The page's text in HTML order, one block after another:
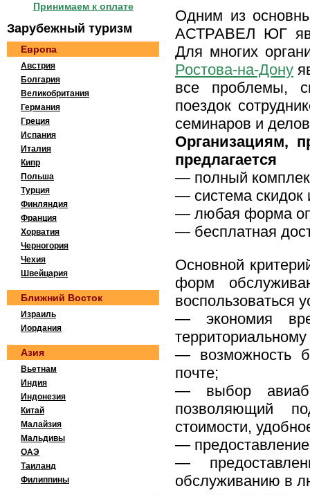
Одним из
АСТРАВЕЛ ЮГ
Для многих
Ростова-на-Дону
все проблемы,
поездок
семинаров и
Организациям,
предлагается
— полный
— система
— любая форма
— бесплатная
Основной
форм
воспользоваться
— экономия
— возможность
почте;
— выбор
позволяющий
стоимости,
— предоставление
—
обслуживанию в
Принимаем к оплате
Зaрубeжный тypизм
Европа
Австрия
Болгария
Великобритания
Германия
Греция
Испания
Италия
Кипр
Польша
Турция
Финляндия
Франция
Хорватия
Черногория
Чехия
Швейцария
Ближний Восток
Израиль
Иордания
Азия
Вьетнам
Индия
Индонезия
Китай
Малайзия
Мальдивы
ОАЭ
Таиланд
Филиппины